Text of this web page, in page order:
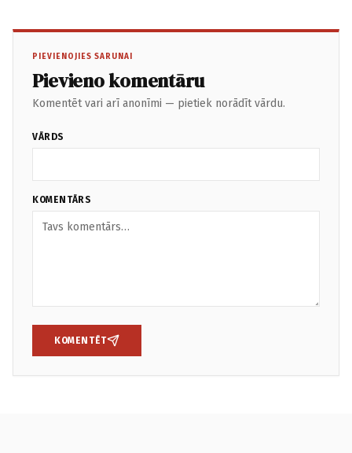
PIEVIENOJIES SARUNAI
Pievieno komentāru
Komentēt vari arī anonīmi — pietiek norādīt vārdu.
VĀRDS
KOMENTĀRS
KOMENTĒT